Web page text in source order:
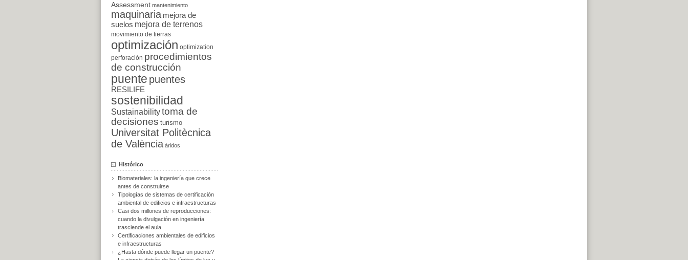
Assessment mantenimiento
maquinaria mejora de
suelos mejora de terrenos
movimiento de tierras
optimización optimization
perforación procedimientos
de construcción
puente puentes
RESILIFE
sostenibilidad
Sustainabilitytoma de
decisiones turismo
Universitat Politècnica
de València áridos
Histórico
Biomateriales: la ingeniería que crece
antes de construirse
Tipologías de sistemas de certificación
ambiental de edificios e infraestructuras
Casi dos millones de reproducciones:
cuando la divulgación en ingeniería
trasciende el aula
Certificaciones ambientales de edificios
e infraestructuras
¿Hasta dónde puede llegar un puente?